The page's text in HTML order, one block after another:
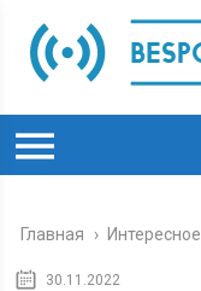
Главная › Интересное
30.11.2022